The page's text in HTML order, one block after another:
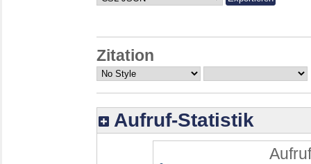
Zitation
Aufruf-Statistik